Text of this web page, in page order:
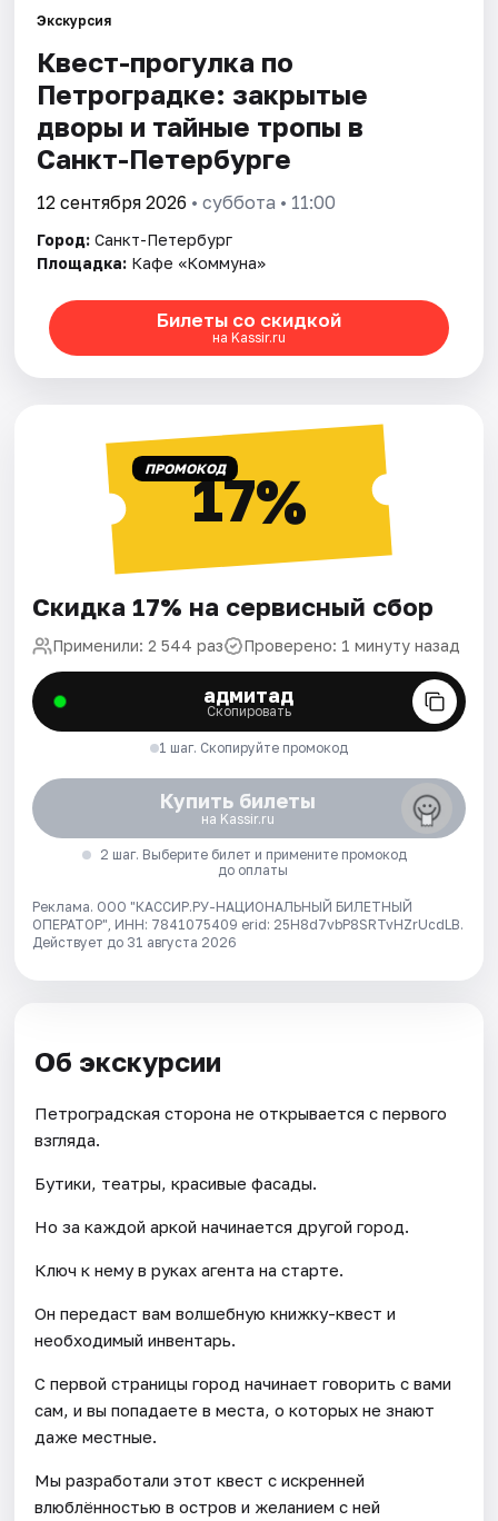
Города
Площадки
Артисты
Рейтинги
Экскурсия
Квест-прогулка по
Петроградке: закрытые
дворы и тайные тропы в
Санкт-Петербурге
12 сентября 2026 • суббота • 11:00
Город: Санкт-Петербург
Площадка: Кафе «Коммуна»
Билеты со скидкой
на Kassir.ru
ПРОМОКОД17%
Скидка 17% на сервисный сбор
Применили: 2 544 раз Проверено: 1 минуту назад
адмитад
Скопировать
1 шаг. Скопируйте промокод
Купить билеты
на Kassir.ru
2 шаг. Выберите билет и примените промокод
до оплаты
Реклама. ООО "КАССИР.РУ-НАЦИОНАЛЬНЫЙ БИЛЕТНЫЙ
ОПЕРАТОР", ИНН: 7841075409 erid: 25H8d7vbP8SRTvHZrUcdLB.
Действует до 31 августа 2026
Об экскурсии
Петроградская сторона не открывается с первого
взгляда.
Бутики, театры, красивые фасады.
Но за каждой аркой начинается другой город.
Ключ к нему в руках агента на старте.
Он передаст вам волшебную книжку-квест и
необходимый инвентарь.
С первой страницы город начинает говорить с вами
сам, и вы попадаете в места, о которых не знают
даже местные.
Мы разработали этот квест с искренней
влюблённостью в остров и желанием с ней